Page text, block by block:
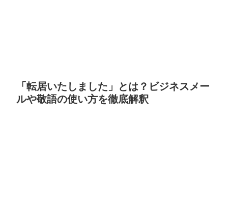
「転居いたしました」とは？ビジネスメー
ルや敬語の使い方を徹底解釈